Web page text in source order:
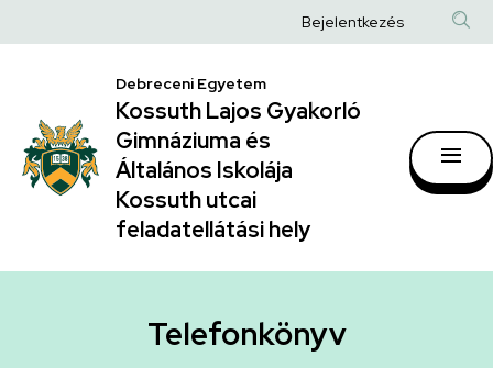
|
Kossuth
Lajos
Gyakorló
Gimnáziuma
Általános
a
Anonim
fiók
Bejelentkezés
Debreceni Egyetem
Kossuth Lajos Gyakorló
Gimnáziuma és
Általános Iskolája
Kossuth utcai
feladatellátási hely
Telefonkönyv